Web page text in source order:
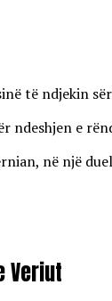
të ndjekin
e
në një
Veriut